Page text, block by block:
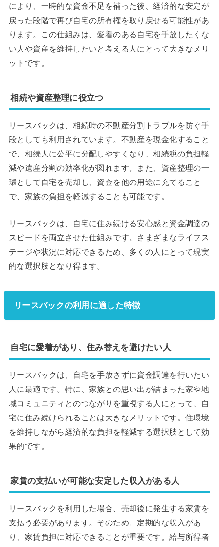
により、一時的な資金不足を補った後、経済的な安定が
戻った段階で再び自宅の所有権を取り戻せる可能性があ
ります。この仕組みは、愛着のある自宅を手放したくな
い人や資産を維持したいと考える人にとって大きなメリ
ットです。
相続や資産整理に役立つ
リースバックは、相続時の不動産分割トラブルを防ぐ手
段としても利用されています。不動産を現金化すること
で、相続人に公平に分配しやすくなり、相続税の負担軽
減や遺産分割の効率化が図れます。また、資産整理の一
環として自宅を売却し、資金を他の用途に充てること
で、家族の負担を軽減することも可能です。
リースバックは、自宅に住み続ける安心感と資金調達の
スピードを両立させた仕組みです。さまざまなライフス
テージや状況に対応できるため、多くの人にとって現実
的な選択肢となり得ます。
リースバックの利用に適した特徴
自宅に愛着があり、住み替えを避けたい人
リースバックは、自宅を手放さずに資金調達を行いたい
人に最適です。特に、家族との思い出が詰まった家や地
域コミュニティとのつながりを重視する人にとって、自
宅に住み続けられることは大きなメリットです。住環境
を維持しながら経済的な負担を軽減する選択肢として効
果的です。
家賃の支払いが可能な安定した収入がある人
リースバックを利用した場合、売却後に発生する家賃を
支払う必要があります。そのため、定期的な収入があ
り、家賃負担に対応できることが重要です。給与所得者